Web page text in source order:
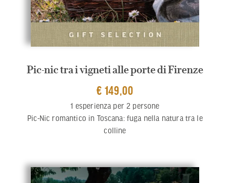
Pic-nic tra i vigneti alle porte di Firenze
€ 149,00
1 esperienza per 2 persone
Pic-Nic romantico in Toscana: fuga nella natura tra le
colline